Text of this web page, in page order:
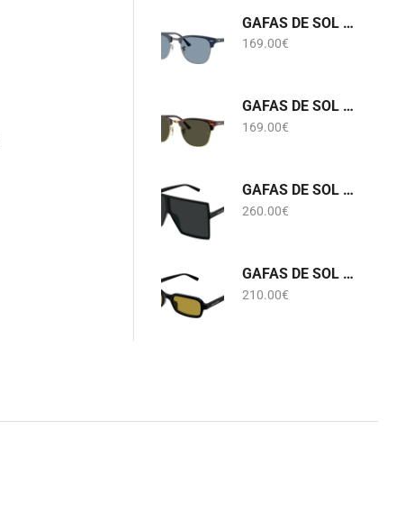
GAFAS DE SOL RB 3016 CLUBMASTER 6879/56 RAY-BAN
169.00€
GAFAS DE SOL RB 3016 CLUBMASTER W0366 RAY-BAN
169.00€
GAFAS DE SOL SL 909 BETTY S 001 SAINT LAURENT
260.00€
GAFAS DE SOL SL 908 002 SAINT LAURENT
210.00€